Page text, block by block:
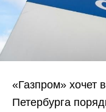
«Газпром» хочет
Петербурга